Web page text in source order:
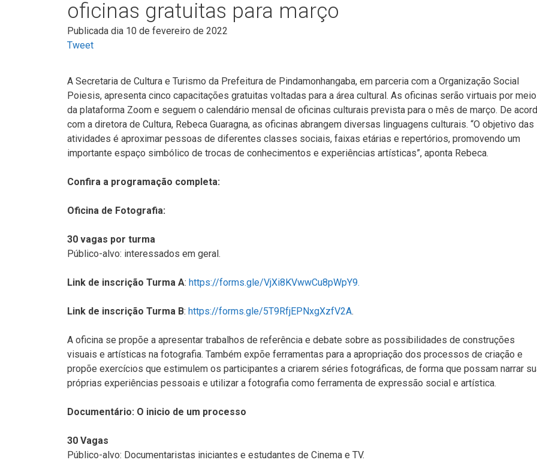
oficinas gratuitas para março
Publicada dia 10 de fevereiro de 2022
Tweet
A Secretaria de Cultura e Turismo da Prefeitura de Pindamonhangaba, em parceria com a Organização Social
Poiesis, apresenta cinco capacitações gratuitas voltadas para a área cultural. As oficinas serão virtuais por meio
da plataforma Zoom e seguem o calendário mensal de oficinas culturais prevista para o mês de março. De
com a diretora de Cultura, Rebeca Guaragna, as oficinas abrangem diversas linguagens culturais. “O objetivo das
atividades é aproximar pessoas de diferentes classes sociais, faixas etárias e repertórios, promovendo um
importante espaço simbólico de trocas de conhecimentos e experiências artísticas”, aponta Rebeca.
Confira a programação completa:
Oficina de Fotografia:
30 vagas por turma
Público-alvo: interessados em geral.
Link de inscrição Turma A: https://forms.gle/VjXi8KVwwCu8pWpY9.
Link de inscrição Turma B: https://forms.gle/5T9RfjEPNxgXzfV2A.
A oficina se propõe a apresentar trabalhos de referência e debate sobre as possibilidades de construções
visuais e artísticas na fotografia. Também expõe ferramentas para a apropriação dos processos de criação e
propõe exercícios que estimulem os participantes a criarem séries fotográficas, de forma que possam narrar
próprias experiências pessoais e utilizar a fotografia como ferramenta de expressão social e artística.
Documentário: O inicio de um processo
30 Vagas
Público-alvo: Documentaristas iniciantes e estudantes de Cinema e TV.